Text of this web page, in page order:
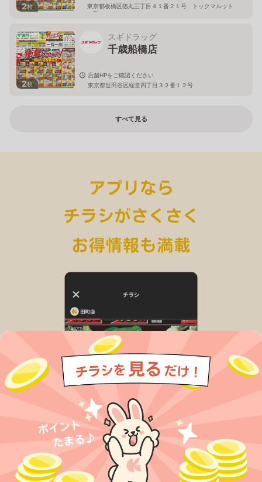
2枚
東京都板橋区徳丸三丁目４１番２１号 トックマルット
１階
2枚
スギドラッグ
千歳船橋店
店舗HPをご確認ください
東京都世田谷区経堂四丁目３２番１２号
すべて見る